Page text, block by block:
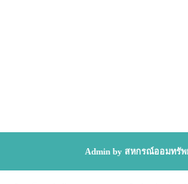
Admin by สหกรณ์ออมทรั